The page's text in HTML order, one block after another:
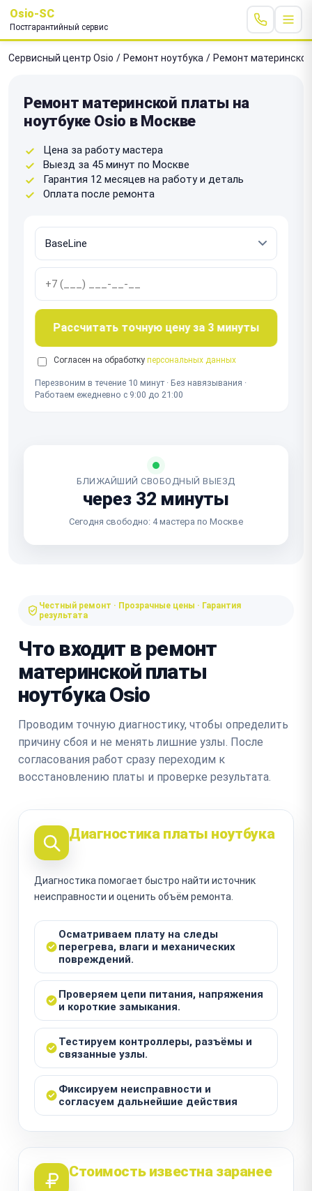
Osio-SC
Постгарантийный сервис
Сервисный центр Osio / Ремонт ноутбука / Ремонт
Ремонт материнской платы на
ноутбуке Osio в Москве
Цена за работу мастера
Выезд за 45 минут по Москве
Гарантия 12 месяцев на работу и деталь
Оплата после ремонта
Рассчитать точную цену за 3 минуты
Согласен на обработку персональных данных
Перезвоним в течение 10 минут · Без навязывания ·
Работаем ежедневно с 9:00 до 21:00
БЛИЖАЙШИЙ СВОБОДНЫЙ ВЫЕЗД
через 32 минуты
Сегодня свободно: 4 мастера по Москве
Честный ремонт · Прозрачные цены · Гарантия
результата
Что входит в ремонт
материнской платы
ноутбука Osio
Проводим точную диагностику, чтобы определить
причину сбоя и не менять лишние узлы. После
согласования работ сразу переходим к
восстановлению платы и проверке результата.
Диагностика платы ноутбука
Диагностика помогает быстро найти источник
неисправности и оценить объём ремонта.
Осматриваем плату на следы
перегрева, влаги и механических
повреждений.
Проверяем цепи питания, напряжения
и короткие замыкания.
Тестируем контроллеры, разъёмы и
связанные узлы.
Фиксируем неисправности и
согласуем дальнейшие действия
Стоимость известна заранее